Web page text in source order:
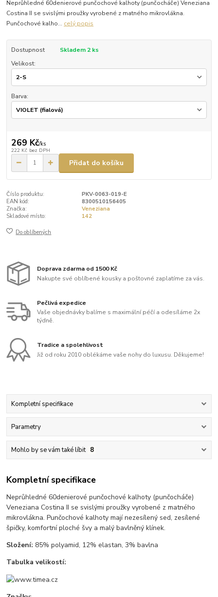
Neprůhledné 60denierové punčochové kalhoty (punčocháče) Veneziana
Costina II se svislými proužky vyrobené z matného mikrovlákna.
Punčochové kalho... celý popis
Dostupnost
Skladem 2 ks
Velikost:
Barva:
269 Kč/ks
222 Kč bez DPH
Přidat do košíku
Číslo produktu:
PKV-0063-019-E
EAN kód:
8300510156405
Značka:
Veneziana
Skladové místo:
142
Do oblíbených
Doprava zdarma od 1500 Kč
Nakupte své oblíbené kousky a poštovné zaplatíme za vás.
Pečlivá expedice
Vaše objednávky balíme s maximální péčí a odesíláme 2x
týdně.
Tradice a spolehlivost
Již od roku 2010 oblékáme vaše nohy do luxusu. Děkujeme!
Kompletní specifikace
Parametry
Mohlo by se vám také líbit 8
Kompletní specifikace
Neprůhledné 60denierové punčochové kalhoty (punčocháče)
Veneziana Costina II se svislými proužky vyrobené z matného
mikrovlákna. Punčochové kalhoty mají nezesílený sed, zesílené
špičky, komfortní ploché švy a malý bavlněný klínek.
Složení: 85% polyamid, 12% elastan, 3% bavlna
Tabulka velikostí: